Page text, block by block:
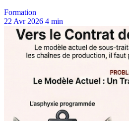
Formation
22 Avr 2026 4 min